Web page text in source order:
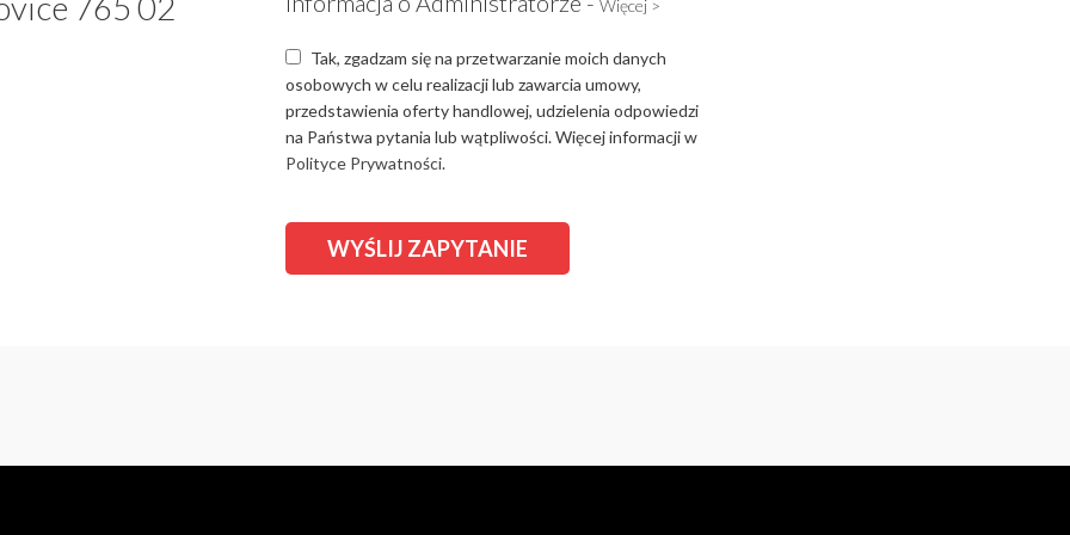
Więcej >
Tak, zgadzam się na przetwarzanie moich danych
osobowych w celu realizacji lub zawarcia umowy,
przedstawienia oferty handlowej, udzielenia odpowiedzi
na Państwa pytania lub wątpliwości. Więcej informacji w
Polityce Prywatności.